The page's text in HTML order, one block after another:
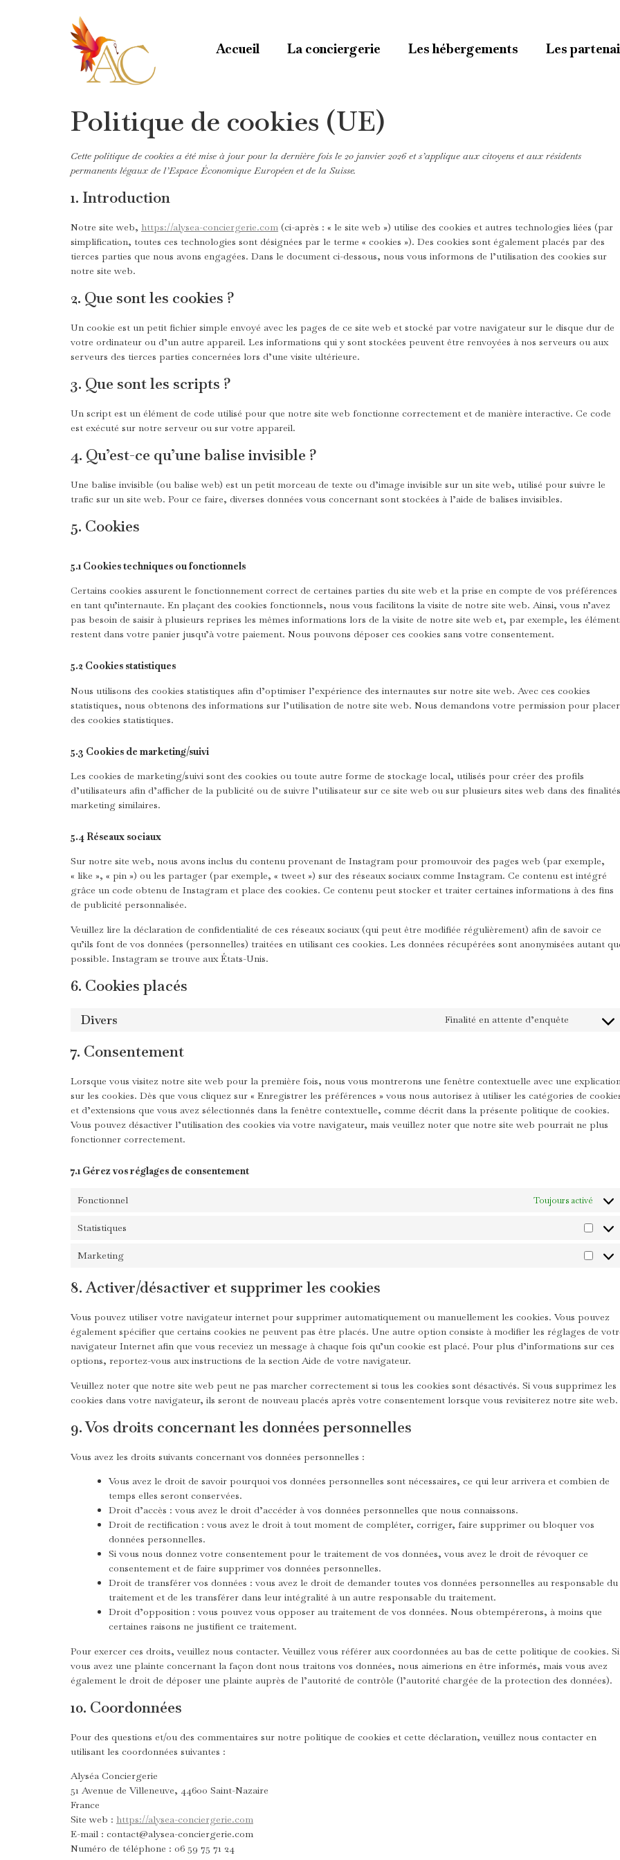
Accueil La conciergerie Les hébergements Les
Politique de cookies (UE)
Cette politique de cookies a été mise à jour pour la dernière fois le 20 janvier 2026 et s’applique aux citoyens et aux résidents
permanents légaux de l’Espace Économique Européen et de la Suisse.
1. Introduction
Notre site web, https://alysea-conciergerie.com (ci-après : « le site web ») utilise des cookies et autres technologies liées (par
simplification, toutes ces technologies sont désignées par le terme « cookies »). Des cookies sont également placés par des
tierces parties que nous avons engagées. Dans le document ci-dessous, nous vous informons de l’utilisation des cookies sur
notre site web.
2. Que sont les cookies ?
Un cookie est un petit fichier simple envoyé avec les pages de ce site web et stocké par votre navigateur sur le disque dur de
votre ordinateur ou d’un autre appareil. Les informations qui y sont stockées peuvent être renvoyées à nos serveurs ou aux
serveurs des tierces parties concernées lors d’une visite ultérieure.
3. Que sont les scripts ?
Un script est un élément de code utilisé pour que notre site web fonctionne correctement et de manière interactive. Ce code
est exécuté sur notre serveur ou sur votre appareil.
4. Qu’est-ce qu’une balise invisible ?
Une balise invisible (ou balise web) est un petit morceau de texte ou d’image invisible sur un site web, utilisé pour suivre le
trafic sur un site web. Pour ce faire, diverses données vous concernant sont stockées à l’aide de balises invisibles.
5. Cookies
5.1 Cookies techniques ou fonctionnels
Certains cookies assurent le fonctionnement correct de certaines parties du site web et la prise en compte de vos préférences
en tant qu’internaute. En plaçant des cookies fonctionnels, nous vous facilitons la visite de notre site web. Ainsi, vous n’avez
pas besoin de saisir à plusieurs reprises les mêmes informations lors de la visite de notre site web et, par exemple, les
restent dans votre panier jusqu’à votre paiement. Nous pouvons déposer ces cookies sans votre consentement.
5.2 Cookies statistiques
Nous utilisons des cookies statistiques afin d’optimiser l’expérience des internautes sur notre site web. Avec ces cookies
statistiques, nous obtenons des informations sur l’utilisation de notre site web. Nous demandons votre permission pour placer
des cookies statistiques.
5.3 Cookies de marketing/suivi
Les cookies de marketing/suivi sont des cookies ou toute autre forme de stockage local, utilisés pour créer des profils
d’utilisateurs afin d’afficher de la publicité ou de suivre l’utilisateur sur ce site web ou sur plusieurs sites web dans des finalités
marketing similaires.
5.4 Réseaux sociaux
Sur notre site web, nous avons inclus du contenu provenant de Instagram pour promouvoir des pages web (par exemple,
« like », « pin ») ou les partager (par exemple, « tweet ») sur des réseaux sociaux comme Instagram. Ce contenu est intégré
grâce un code obtenu de Instagram et place des cookies. Ce contenu peut stocker et traiter certaines informations à des fins
de publicité personnalisée.
Veuillez lire la déclaration de confidentialité de ces réseaux sociaux (qui peut être modifiée régulièrement) afin de savoir ce
qu’ils font de vos données (personnelles) traitées en utilisant ces cookies. Les données récupérées sont anonymisées autant
possible. Instagram se trouve aux États-Unis.
6. Cookies placés
Divers Finalité en attente d’enquête
7. Consentement
Lorsque vous visitez notre site web pour la première fois, nous vous montrerons une fenêtre contextuelle avec une
sur les cookies. Dès que vous cliquez sur « Enregistrer les préférences » vous nous autorisez à utiliser les catégories de
et d’extensions que vous avez sélectionnés dans la fenêtre contextuelle, comme décrit dans la présente politique de cookies.
Vous pouvez désactiver l’utilisation des cookies via votre navigateur, mais veuillez noter que notre site web pourrait ne plus
fonctionner correctement.
7.1 Gérez vos réglages de consentement
Fonctionnel Toujours activé
Statistiques
Marketing
8. Activer/désactiver et supprimer les cookies
Vous pouvez utiliser votre navigateur internet pour supprimer automatiquement ou manuellement les cookies. Vous pouvez
également spécifier que certains cookies ne peuvent pas être placés. Une autre option consiste à modifier les réglages de
navigateur Internet afin que vous receviez un message à chaque fois qu’un cookie est placé. Pour plus d’informations sur ces
options, reportez-vous aux instructions de la section Aide de votre navigateur.
Veuillez noter que notre site web peut ne pas marcher correctement si tous les cookies sont désactivés. Si vous supprimez les
cookies dans votre navigateur, ils seront de nouveau placés après votre consentement lorsque vous revisiterez notre site web.
9. Vos droits concernant les données personnelles
Vous avez les droits suivants concernant vos données personnelles :
Vous avez le droit de savoir pourquoi vos données personnelles sont nécessaires, ce qui leur arrivera et combien de
temps elles seront conservées.
Droit d’accès : vous avez le droit d’accéder à vos données personnelles que nous connaissons.
Droit de rectification : vous avez le droit à tout moment de compléter, corriger, faire supprimer ou bloquer vos
données personnelles.
Si vous nous donnez votre consentement pour le traitement de vos données, vous avez le droit de révoquer ce
consentement et de faire supprimer vos données personnelles.
Droit de transférer vos données : vous avez le droit de demander toutes vos données personnelles au responsable du
traitement et de les transférer dans leur intégralité à un autre responsable du traitement.
Droit d’opposition : vous pouvez vous opposer au traitement de vos données. Nous obtempérerons, à moins que
certaines raisons ne justifient ce traitement.
Pour exercer ces droits, veuillez nous contacter. Veuillez vous référer aux coordonnées au bas de cette politique de cookies. Si
vous avez une plainte concernant la façon dont nous traitons vos données, nous aimerions en être informés, mais vous avez
également le droit de déposer une plainte auprès de l’autorité de contrôle (l’autorité chargée de la protection des données).
10. Coordonnées
Pour des questions et/ou des commentaires sur notre politique de cookies et cette déclaration, veuillez nous contacter en
utilisant les coordonnées suivantes :
Alyséa Conciergerie
51 Avenue de Villeneuve, 44600 Saint-Nazaire
France
Site web : https://alysea-conciergerie.com
E-mail : contact@alysea-conciergerie.com
Numéro de téléphone : 06 59 75 71 24